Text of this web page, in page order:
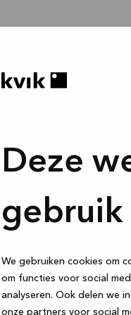
Deze
gebruik
We gebruiken cookies om
om functies voor social
analyseren. Ook delen we
onze partners voor social